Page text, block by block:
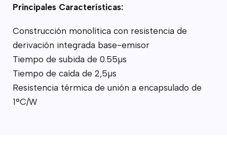
Principales Características:
Construcción monolítica con resistencia de
derivación integrada base-emisor
Tiempo de subida de 0.55µs
Tiempo de caída de 2,5µs
Resistencia térmica de unión a encapsulado de
1°C/W